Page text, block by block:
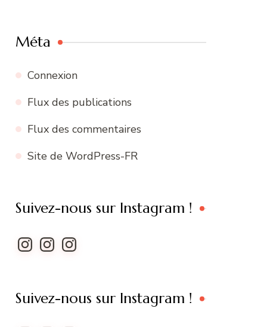
Méta
Connexion
Flux des publications
Flux des commentaires
Site de WordPress-FR
Suivez-nous sur Instagram !
Instagram
InstagramInstagram
Suivez-nous sur Instagram !